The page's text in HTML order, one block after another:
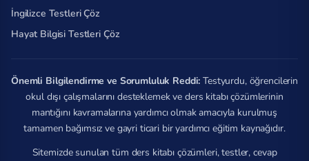
İngilizce Testleri Çöz
Hayat Bilgisi Testleri Çöz
Önemli Bilgilendirme ve Sorumluluk Reddi: Testyurdu, öğrencilerin
okul dışı çalışmalarını desteklemek ve ders kitabı çözümlerinin
mantığını kavramalarına yardımcı olmak amacıyla kurulmuş
tamamen bağımsız ve gayri ticari bir yardımcı eğitim kaynağıdır.
Sitemizde sunulan tüm ders kitabı çözümleri, testler, cevap